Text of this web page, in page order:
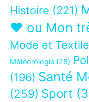
Histoire (221)
❤ ou Mon
Mode et Textile
Météorologie (28)
(196) Santé
(259) Sport